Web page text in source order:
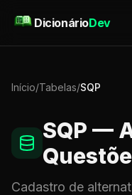
DicionárioDev
Início/Tabelas/SQP
SQP —
Cadastro de